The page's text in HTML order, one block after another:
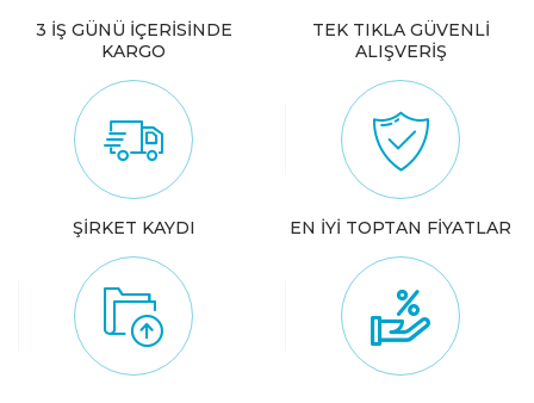
3 İŞ GÜNÜ İÇERİSİNDE
KARGO
TEK TIKLA GÜVENLİ
ALIŞVERİŞ
ŞİRKET KAYDI EN İYİ TOPTAN FİYATLAR